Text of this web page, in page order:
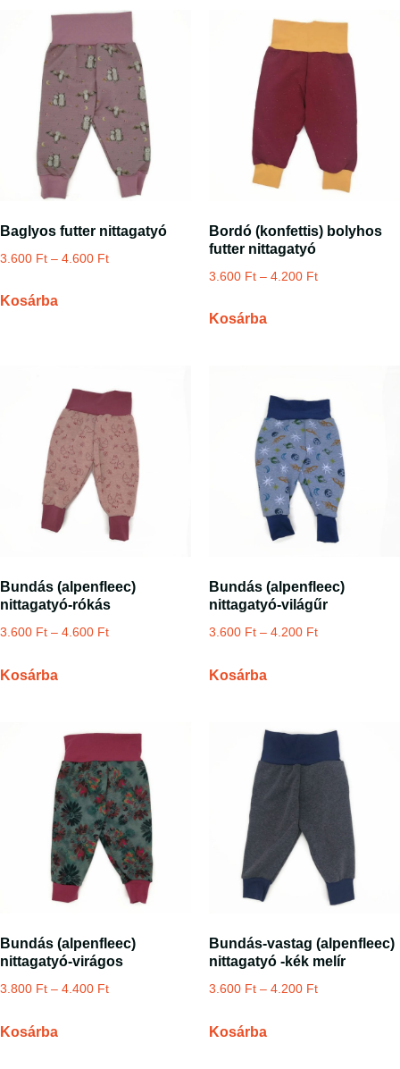
Baglyos futter nittagatyó
3.600 Ft – 4.600 Ft
Kosárba
Bordó (konfettis) bolyhos
futter nittagatyó
3.600 Ft – 4.200 Ft
Kosárba
Bundás (alpenfleec)
nittagatyó-rókás
3.600 Ft – 4.600 Ft
Kosárba
Bundás (alpenfleec)
nittagatyó-világűr
3.600 Ft – 4.200 Ft
Kosárba
Bundás (alpenfleec)
nittagatyó-virágos
3.800 Ft – 4.400 Ft
Kosárba
Bundás-vastag (alpenfleec)
nittagatyó -kék melír
3.600 Ft – 4.200 Ft
Kosárba